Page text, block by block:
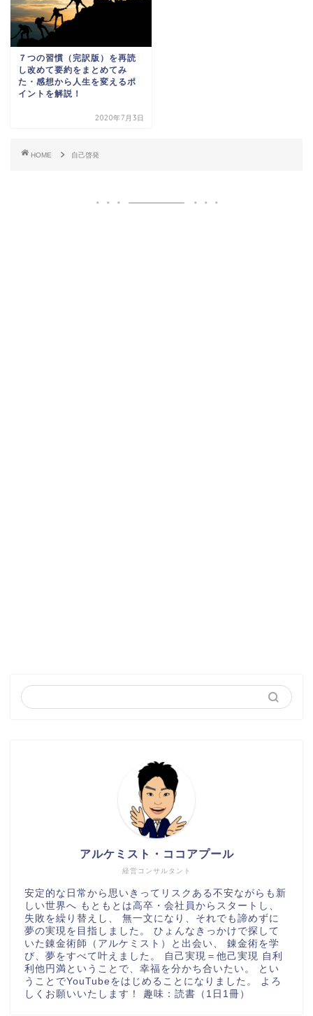
７つの習慣（完訳版）を再読
し改めて要約をまとめてみ
た・感想から人生を変えるポ
イントを解説！
2020年7月3日
HOME 自己啓発
経営コンサルタント
アルケミスト・ココアプール
安定的な日常から思いきってリスクある不安ながらも新
しい世界へ もともとは高卒・会社員からスタートし、
失敗を繰り替えし、 無一文になり、それでも諦めずに
夢の実現を目指しました。 ひょんなきっかけで探して
いた錬金術師（アルケミスト）と出会い、 錬金術を学
び、夢をすべて叶えました。 自己実現＝他己実現 自利
利他円満ということで、幸福を分かち合いたい。 とい
うことでYouTubeをはじめることになりました。 よろ
しくお願いいたします！ 趣味：読書（1日1冊）